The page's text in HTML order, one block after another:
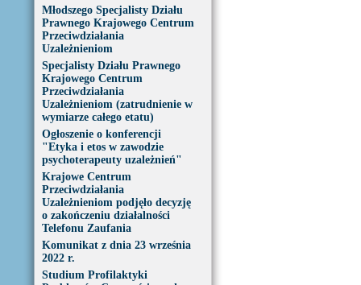
Młodszego Specjalisty Działu
Prawnego Krajowego Centrum
Przeciwdziałania
Uzależnieniom
Specjalisty Działu Prawnego
Krajowego Centrum
Przeciwdziałania
Uzależnieniom (zatrudnienie w
wymiarze całego etatu)
Ogłoszenie o konferencji
"Etyka i etos w zawodzie
psychoterapeuty uzależnień"
Krajowe Centrum
Przeciwdziałania
Uzależnieniom podjęło decyzję
o zakończeniu działalności
Telefonu Zaufania
Komunikat z dnia 23 września
2022 r.
Studium Profilaktyki